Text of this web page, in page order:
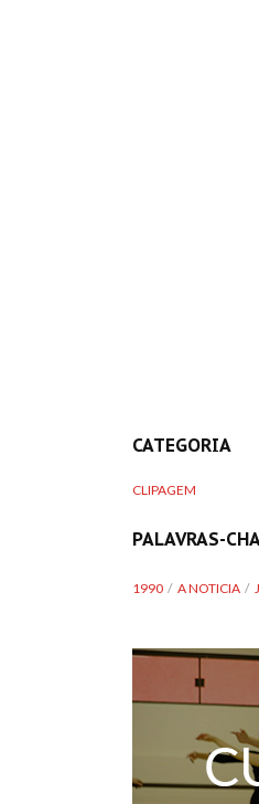
CATEGORIA
CLIPAGEM
PALAVRAS-
1990 A NOTICIA